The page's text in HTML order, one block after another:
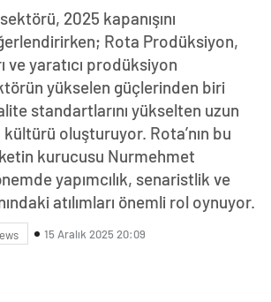
2025 kapanışını
Rota Prodüksiyon,
ve yaratıcı prodüksiyon
yükselen güçlerinden biri
standartlarını yükselten uzun
oluşturuyor. Rota’nın bu
kurucusu Nurmehmet
yapımcılık, senaristlik ve
atılımları önemli rol oynuyor.
15 Aralık 2025 20:09